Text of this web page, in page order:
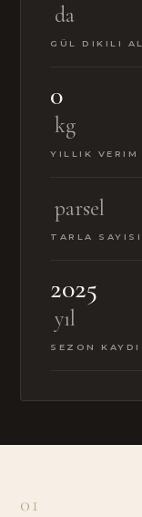
da
GÜL DIKILI
0
kg
YILLIK VERIM
parsel
TARLA SAYISI
2025
yıl
SEZON KAYDI
01